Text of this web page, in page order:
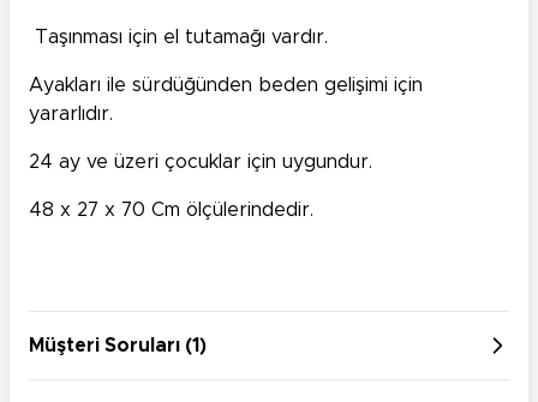
Taşınması için el tutamağı vardır.
Ayakları ile sürdüğünden beden gelişimi için
yararlıdır.
24 ay ve üzeri çocuklar için uygundur.
48 x 27 x 70 Cm ölçülerindedir.
Müşteri Soruları (1)